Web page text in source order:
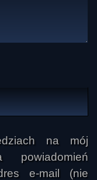
na mój
powiadomień
e-mail (nie